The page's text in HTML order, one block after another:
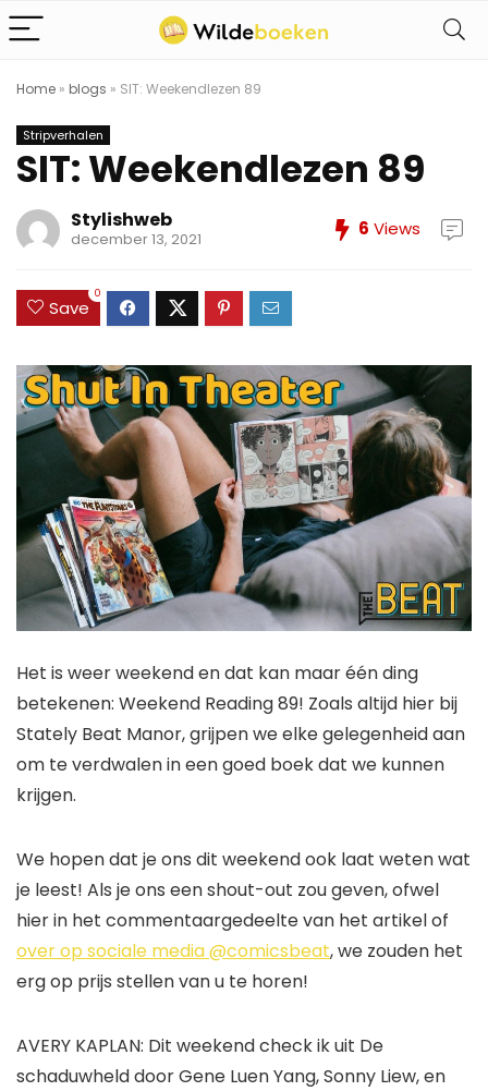
Home » blogs » SIT: Weekendlezen 89
Stripverhalen
SIT: Weekendlezen 89
Stylishweb
december 13, 2021 6 Views
Save
0
Het is weer weekend en dat kan maar één ding
betekenen: Weekend Reading 89! Zoals altijd hier bij
Stately Beat Manor, grijpen we elke gelegenheid aan
om te verdwalen in een goed boek dat we kunnen
krijgen.
We hopen dat je ons dit weekend ook laat weten wat
je leest! Als je ons een shout-out zou geven, ofwel
hier in het commentaargedeelte van het artikel of
over op sociale media @comicsbeat, we zouden het
erg op prijs stellen van u te horen!
AVERY KAPLAN: Dit weekend check ik uit De
schaduwhelddoorGene Luen Yang,Sonny Liew, en